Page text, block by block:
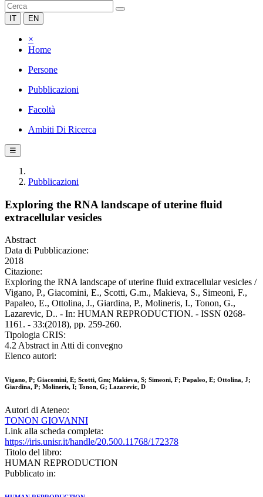
IT EN
×
Home
Persone
Pubblicazioni
Facoltà
Ambiti Di Ricerca
☰
Pubblicazioni
Exploring the RNA landscape of uterine fluid
extracellular vesicles
Abstract
Data di Pubblicazione:
2018
Citazione:
Exploring the RNA landscape of uterine fluid extracellular vesicles /
Vigano, P., Giacomini, E., Scotti, G.m., Makieva, S., Simeoni, F.,
Papaleo, E., Ottolina, J., Giardina, P., Molineris, I., Tonon, G.,
Lazarevic, D.. - In: HUMAN REPRODUCTION. - ISSN 0268-
1161. - 33:(2018), pp. 259-260.
Tipologia CRIS:
4.2 Abstract in Atti di convegno
Elenco autori:
Vigano, P; Giacomini, E; Scotti, Gm; Makieva, S; Simeoni, F; Papaleo, E; Ottolina, J;
Giardina, P; Molineris, I; Tonon, G; Lazarevic, D
Autori di Ateneo:
TONON GIOVANNI
Link alla scheda completa:
https://iris.unisr.it/handle/20.500.11768/172378
Titolo del libro:
HUMAN REPRODUCTION
Pubblicato in: